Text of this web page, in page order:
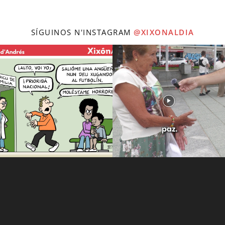
SÍGUINOS N'INSTAGRAM @XIXONALDIA